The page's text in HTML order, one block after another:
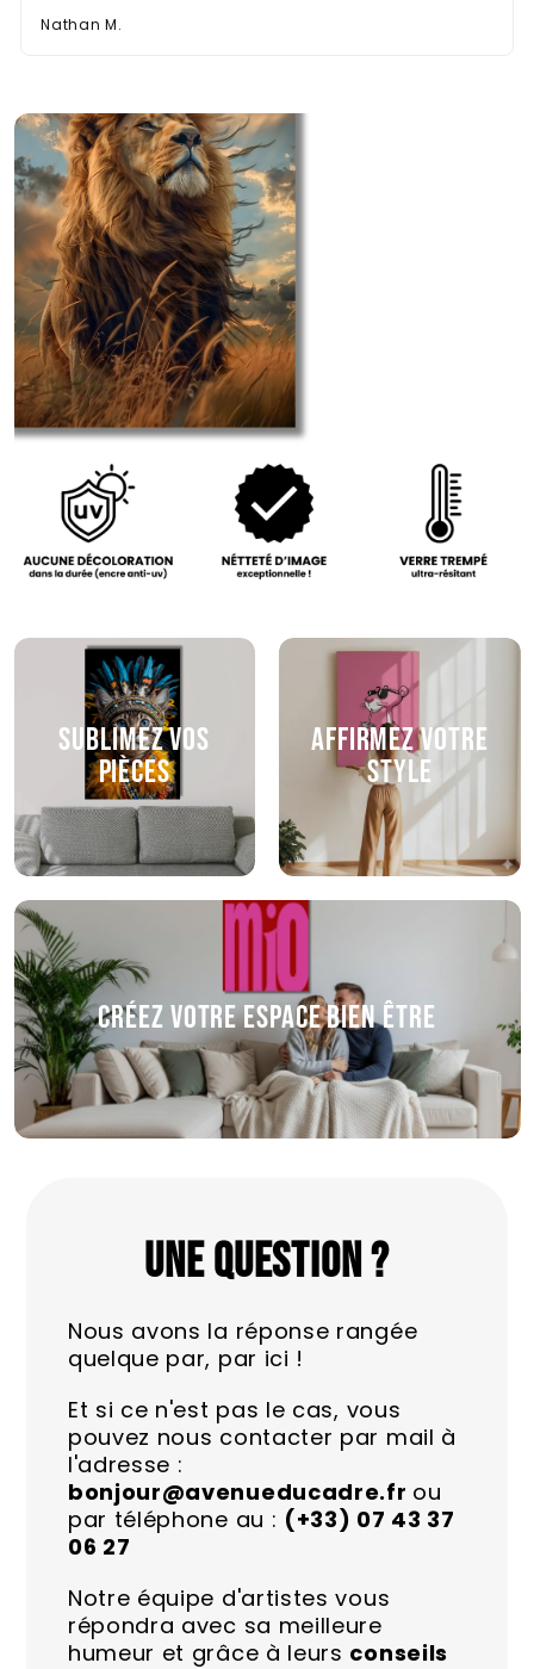
Nathan M.
Sublimez vos
pièces
Créez votre espace bien être
Affirmez votre
style
UNE QUESTION ?
Nous avons la réponse rangée
quelque par, par ici !
Et si ce n'est pas le cas, vous
pouvez nous contacter par mail à
l'adresse :
bonjour@avenueducadre.fr ou
par téléphone au : (+33) 07 43 37
06 27
Notre équipe d'artistes vous
répondra avec sa meilleure
humeur et grâce à leurs conseils